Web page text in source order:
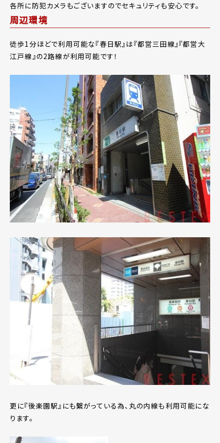
各所に防犯カメラもございますのでセキュリティも安心です。
周辺環境
徒歩1分ほどで利用可能な『春日駅』は『都営三田線』『都営大
江戸線』の2路線が利用可能です！
更に『後楽園駅』にも繋がっている為、丸の内線も利用可能にな
ります。